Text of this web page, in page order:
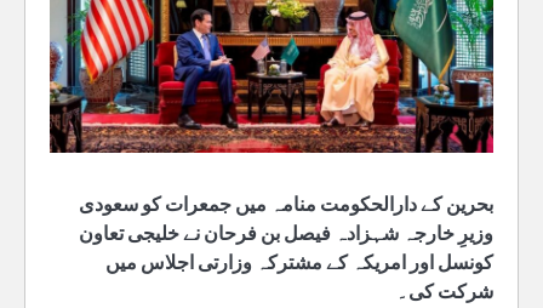
بحرین کے دارالحکومت منامہ میں جمعرات کو سعودی
وزیرِ خارجہ شہزادہ فیصل بن فرحان نے خلیجی تعاون
کونسل اور امریکہ کے مشترکہ وزارتی اجلاس میں
شرکت کی۔